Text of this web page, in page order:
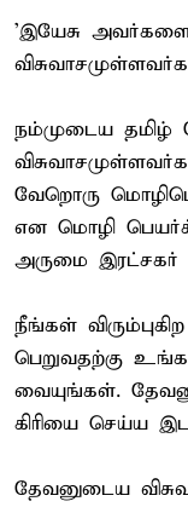
'இயேசு
நம்முடைய தமிழ்
வேறொரு
என மொழி
அருமை இரட்சகர்
நீங்கள்
பெறுவதற்கு
வையுங்கள்.
கிரியை செய்ய
தேவனுடைய